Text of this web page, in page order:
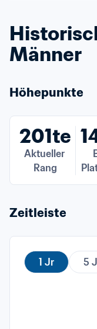
Männer
Höhepunkte
201te
Aktueller
Rang
Zeitleiste
1 Jr 5